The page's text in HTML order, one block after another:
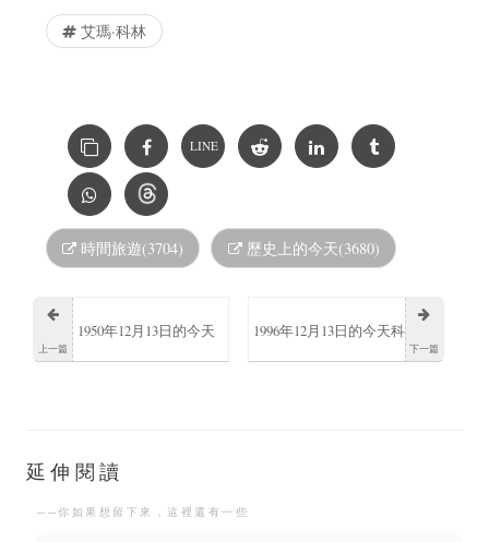
艾瑪·科林
LINE
時間旅遊(3704) 歷史上的今天(3680)
上一篇
1950年12月13日的今天
下一篇
1996年12月13日的今天科
延伸閱讀
──你如果想留下來，這裡還有一些